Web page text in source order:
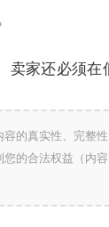
卖家还必须
的真实性、完整
的合法权益（内